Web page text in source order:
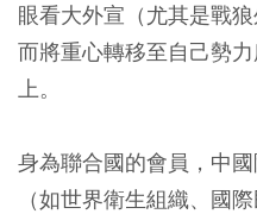
眼看大外宣（尤其是戰
而將重心轉移至自己勢
上。
身為聯合國的會員，中
（如世界衛生組織、國